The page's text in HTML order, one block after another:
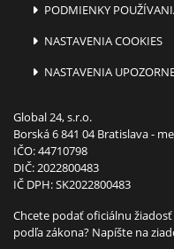
PODMIENKY
NASTAVENIA COOKIES
NASTAVENIA
Global 24, s.r.o.
Borská 6 841 04 Bratislava -
IČO: 44710798
DIČ: 2022800483
IČ DPH: SK2022800483
Chcete podať oficiálnu
podľa zákona? Napíšte na